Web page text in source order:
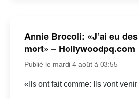
Annie Brocoli: «J’ai eu
mort» – Hollywoodpq.com
Publié le mardi 4 août à 03:55
«Ils ont fait comme: Ils vont venir